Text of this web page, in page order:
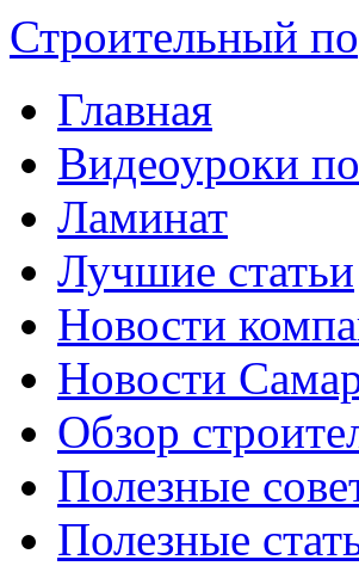
Строительный
Главная
Видеоуроки
Ламинат
Лучшие статьи
Новости
Новости
Обзор
Полезные
Полезные